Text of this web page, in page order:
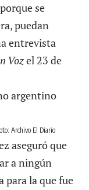
se
puedan
entrevista
Vozel 23 de
Archivo El Diario
aseguró que
a ningún
para la que fue